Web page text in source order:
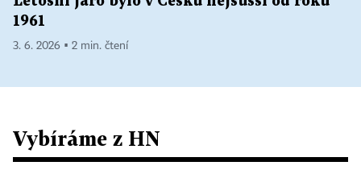
1961
3. 6. 2026 ▪ 2 min. čtení
Vybíráme z HN